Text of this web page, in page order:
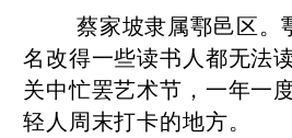
蔡家坡隶属鄠邑区。
名改得一些读书人都无法
关中忙罢艺术节，一年一
轻人周末打卡的地方。